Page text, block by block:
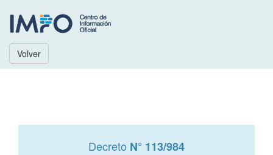
Volver
Decreto N° 113/984